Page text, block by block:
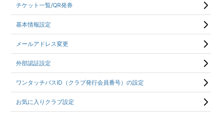
チケット一覧/QR発券
基本情報設定
メールアドレス変更
外部認証設定
ワンタッチパスID（クラブ発行会員番号）の設定
お気に入りクラブ設定